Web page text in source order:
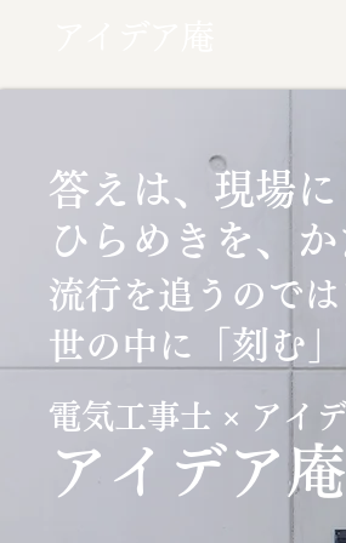
ひらめきを、か
答えは、現場に
流行を追うのでは
世の中に
「刻む」
電気工事士 × アイ
​アイデア庵